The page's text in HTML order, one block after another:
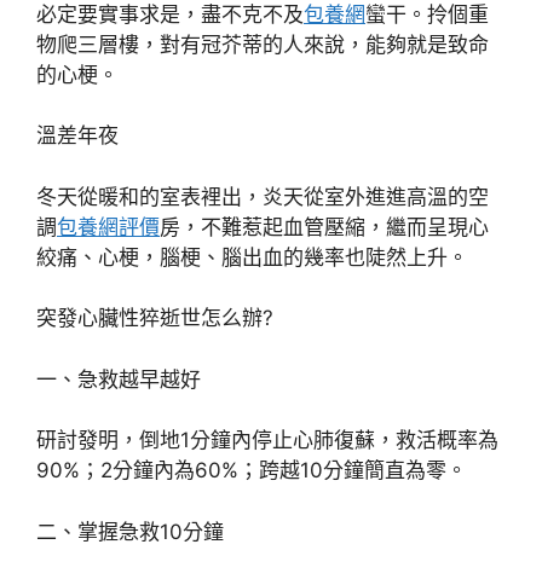
必定要實事求是，盡不克不及包養網蠻干。拎個重
物爬三層樓，對有冠芥蒂的人來說，能夠就是致命
的心梗。
溫差年夜
冬天從暖和的室表裡出，炎天從室外進進高溫的空
調包養網評價房，不難惹起血管壓縮，繼而呈現心
絞痛、心梗，腦梗、腦出血的幾率也陡然上升。
突發心臟性猝逝世怎么辦?
一、急救越早越好
研討發明，倒地1分鐘內停止心肺復蘇，救活概率為
90%；2分鐘內為60%；跨越10分鐘簡直為零。
二、掌握急救10分鐘